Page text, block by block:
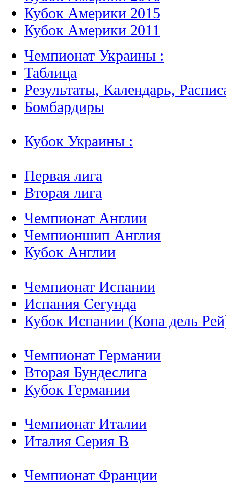
Кубок Америки 2015
Кубок Америки 2011
Чемпионат Украины :
Таблица
Результаты, Календарь,
Бомбардиры
Кубок Украины :
Первая лига
Вторая лига
Чемпионат Англии
Чемпионшип Англия
Кубок Англии
Чемпионат Испании
Испания Сегунда
Кубок Испании (Копа дель
Чемпионат Германии
Вторая Бундеслига
Кубок Германии
Чемпионат Италии
Италия Серия B
Чемпионат Франции